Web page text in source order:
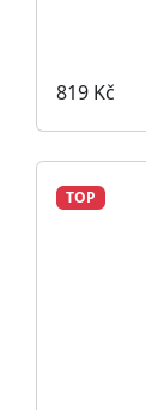
819 Kč
TOP